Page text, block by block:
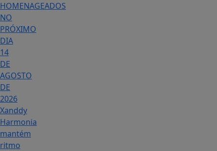
HOMENAGEADOS
NO
PRÓXIMO
DIA
14
DE
AGOSTO
DE
2026
Xanddy
Harmonia
mantém
ritmo